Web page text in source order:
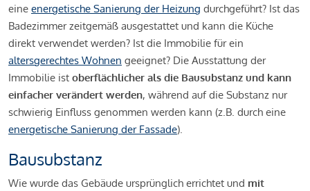
eine energetische Sanierung der Heizung durchgeführt? Ist das
Badezimmer zeitgemäß ausgestattet und kann die Küche
direkt verwendet werden? Ist die Immobilie für ein
altersgerechtes Wohnen geeignet? Die Ausstattung der
Immobilie ist oberflächlicher als die Bausubstanz und kann
einfacher verändert werden, während auf die Substanz nur
schwierig Einfluss genommen werden kann (z.B. durch eine
energetische Sanierung der Fassade).
Bausubstanz
Wie wurde das Gebäude ursprünglich errichtet und mit